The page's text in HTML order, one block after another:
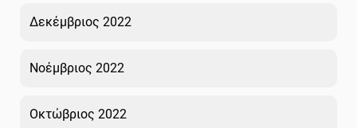
Δεκέμβριος 2022
Νοέμβριος 2022
Οκτώβριος 2022